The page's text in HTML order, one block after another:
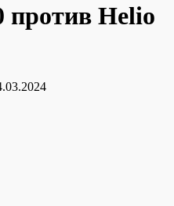
против Helio